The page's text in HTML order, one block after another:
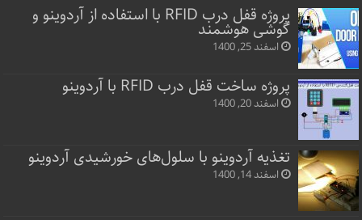
پروژه قفل‌ درب RFID با استفاده از آردوینو و
گوشی هوشمند
اسفند 25, 1400
پروژه ساخت قفل‌ درب RFID با آردوینو
اسفند 20, 1400
تغذیه آردوینو با سلول‌های خورشیدی آردوینو
اسفند 14, 1400